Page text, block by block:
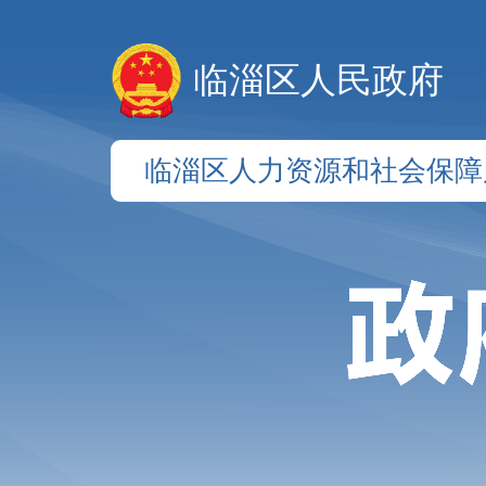
临淄区人民政府
临淄区人力资源和社会保